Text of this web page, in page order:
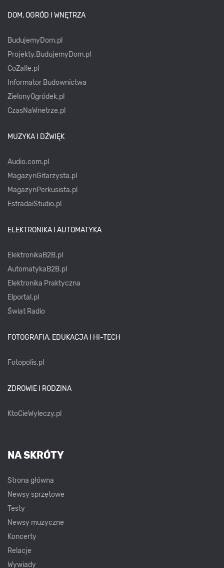
DOM, OGRÓD I WNĘTRZA
BudujemyDom.pl
Projekty.BudujemyDom.pl
CoZaIle.pl
Informator Budownictwa
ZielonyOgródek.pl
CzasNaWnetrze.pl
MUZYKA I DŹWIĘK
Audio.com.pl
MagazynGitarzysta.pl
MagazynPerkusista.pl
EstradaiStudio.pl
ELEKTRONIKA I AUTOMATYKA
ElektronikaB2B.pl
AutomatykaB2B.pl
Elektronika Praktyczna
Elportal.pl
Świat Radio
FOTOGRAFIA, EDUKACJA I HI-TECH
Fotopolis.pl
ZDROWIE I RODZINA
KtoCieWyleczy.pl
NA SKRÓTY
Strona główna
Newsy sprzętowe
Testy
Newsy muzyczne
Koncerty
Relacje
Wywiady